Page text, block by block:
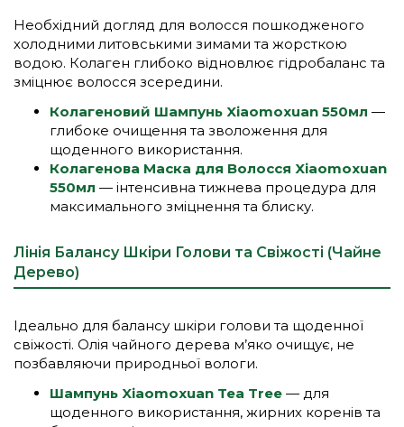
Необхідний догляд для волосся пошкодженого
холодними литовськими зимами та жорсткою
водою. Колаген глибоко відновлює гідробаланс та
зміцнює волосся зсередини.
Колагеновий Шампунь Xiaomoxuan 550мл —
глибоке очищення та зволоження для
щоденного використання.
Колагенова Маска для Волосся Xiaomoxuan
550мл — інтенсивна тижнева процедура для
максимального зміцнення та блиску.
Лінія Балансу Шкіри Голови та Свіжості (Чайне
Дерево)
Ідеально для балансу шкіри голови та щоденної
свіжості. Олія чайного дерева м’яко очищує, не
позбавляючи природньої вологи.
Шампунь Xiaomoxuan Tea Tree — для
щоденного використання, жирних коренів та